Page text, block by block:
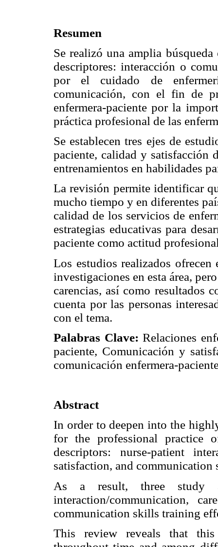
Resumen
Se realizó una amplia
descriptores: interacción o
por el cuidado de
comunicación, con el fin de
enfermera-paciente por la
práctica profesional de las
Se establecen tres ejes de
paciente, calidad y satisfacción
entrenamientos en habilidades
La revisión permite identificar
mucho tiempo y en diferentes
calidad de los servicios de
estrategias educativas para
paciente como actitud
Los estudios realizados
investigaciones en esta área,
carencias, así como resultados
cuenta por las personas
con el tema.
Palabras Clave: Relaciones
paciente, Comunicación y
comunicación enfermera-
Abstract
In order to deepen into the
for the professional practice
descriptors: nurse-patient
satisfaction, and
As a result, three study
interaction/communication,
communication skills training
This review reveals that